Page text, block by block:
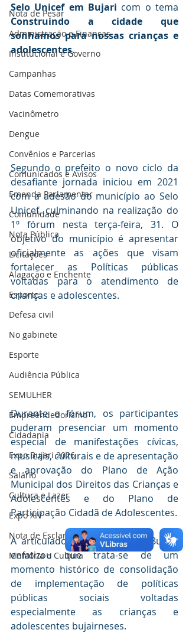
Nota de Pesar
Administração e Finanças
Institucional e Governo
Campanhas
Datas Comemorativas
Vacinômetro
Dengue
Convênios e Parcerias
Comunicados e Avisos
Emenda Parlamentar
Comunidade
Nota Pública
Licitações
Alagação e Enchente
Esporte
Defesa civil
No gabinete
Esporte
Audiência Pública
SEMULHER
Empreendedorismo
Cidadania
Expo Bujari 2026
Salário
Cultura e Lazer
Expo XIV
Nota de Esclarecimento
Memória e Cultura
Selo Unicef em Bujari
Construindo a cidade que
sonhamos para nossas crianças e
adolescentes.
Segundo o prefeito o novo ciclo da
desafiante jornada iniciou em 2021
com a adesão do município ao Selo
Unicef, culminando na realização do
1º fórum nesta terça-feira, 31. O
objetivo do município é apresentar
oficialmente as ações que visam
fortalecer as Políticas públicas
voltadas para o atendimento de
crianças e adolescentes.
Durante o fórum, os participantes
puderam presenciar um momento
especial de manifestações cívicas,
musicais, culturais e de apresentação
e aprovação do Plano de Ação
Municipal dos Direitos das Crianças e
Adolescentes e do Plano de
Participação Cidadã de Adolescentes.
A articuladora do Unicef em Bujari,
enfatizou que trata-se de um
momento histórico de consolidação
de implementação de políticas
públicas sociais voltadas
especialmente as crianças e
adolescentes bujairneses.